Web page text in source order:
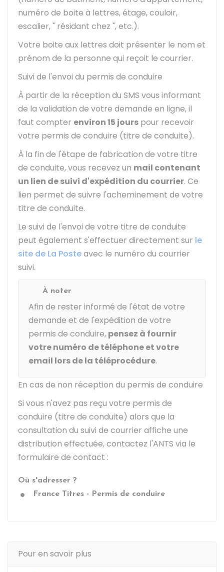
numéro de boite à lettres, étage, couloir,
escalier, " résidant chez ", etc.).
Votre boite aux lettres doit présenter le nom et
prénom de la personne qui reçoit le courrier.
Suivi de l'envoi du permis de conduire
À partir de la réception du SMS vous informant
de la validation de votre demande en ligne, il
faut compter environ 15 jours pour recevoir
votre permis de conduire (titre de conduite).
À la fin de l'étape de fabrication de votre titre
de conduite, vous recevez un mail contenant
un lien de suivi d'expédition du courrier. Ce
lien permet de suivre l'acheminement de votre
titre de conduite.
Le suivi de l'envoi de votre titre de conduite
peut également s'effectuer directement sur le
site de La Posteavec le numéro du courrier
suivi.
À noter
Afin de rester informé de l'état de votre
demande et de l'expédition de votre
permis de conduire, pensez à fournir
votre numéro de téléphone et votre
email lors de la téléprocédure.
En cas de non réception du permis de conduire
Si vous n'avez pas reçu votre permis de
conduire (titre de conduite) alors que la
consultation du suivi de courrier affiche une
distribution effectuée, contactez l'ANTS via le
formulaire de contact :
Où s'adresser ?
France Titres - Permis de conduire
Pour en savoir plus